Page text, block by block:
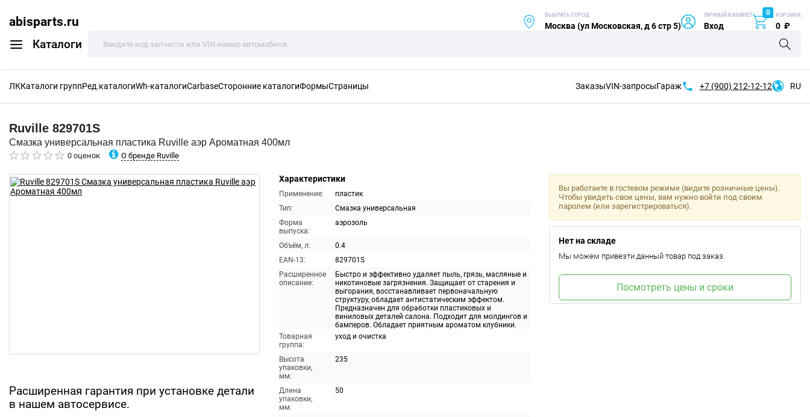
abisparts.ru
Каталоги
ВЫБРАТЬ ГОРОД
Москва (ул Московская, д 6 стр 5)
ЛИЧНЫЙ КАБИНЕТ
Вход
0 КОРЗИНА
0 ₽
ЛККаталоги группРед.каталогиWh-каталогиCarbaseСторонние каталогиФормыСтраницы ЗаказыVIN-запросыГараж +7 (900) 212-12-12 RU
Ruville 829701S
Смазка универсальная пластика Ruville аэр Ароматная 400мл
0 оценок О бренде Ruville
Расширенная гарантия при установке детали
в нашем автосервисе.
Характеристики
Применение:
пластик
Тип:
Смазка универсальная
Форма
выпуска:
аэрозоль
Объём, л:
0.4
EAN-13:
829701S
Расширенное
описание:
Быстро и эффективно удаляет пыль, грязь, масляные и
никотиновые загрязнения. Защищает от старения и
выгорания, восстанавливает первоначальную
структуру, обладает антистатическим эффектом.
Предназначен для обработки пластиковых и
виниловых деталей салона. Подходит для молдингов и
бамперов. Обладает приятным ароматом клубники.
Товарная
группа:
уход и очистка
Высота
упаковки,
мм:
235
Длина
упаковки,
мм:
50
Вы работаете в гостевом режиме (видите розничные цены).
Чтобы увидеть свои цены, вам нужно войти под своим
паролем (или зарегистрироваться).
Нет на складе
Мы можем привезти данный товар под заказ.
Посмотреть цены и сроки